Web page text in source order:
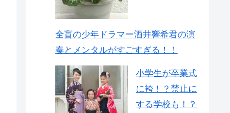
全盲の少年ドラマー酒井響希君の演
奏とメンタルがすごすぎる！！
小学生が卒業式
に袴！？禁止に
する学校も！？